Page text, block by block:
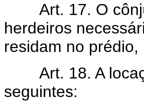
Art. 17. O
herdeiros
residam no
Art. 18. A
seguintes: